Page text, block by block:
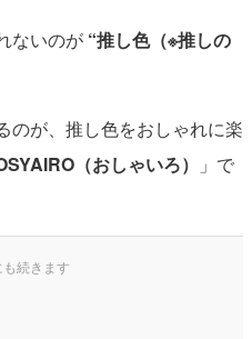
ないのが“推し色（※推しの
のが、推し色をおしゃれに楽
（おしゃいろ）
」で